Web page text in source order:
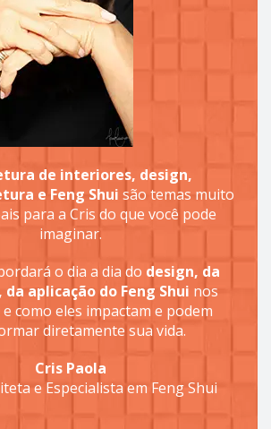
de interiores, design,
e Feng Shui são temas muito
para a Cris do que você pode
imaginar.
o dia a dia do design, da
da aplicação do Feng Shui nos
como eles impactam e podem
diretamente sua vida.
Cris Paola
e Especialista em Feng Shui